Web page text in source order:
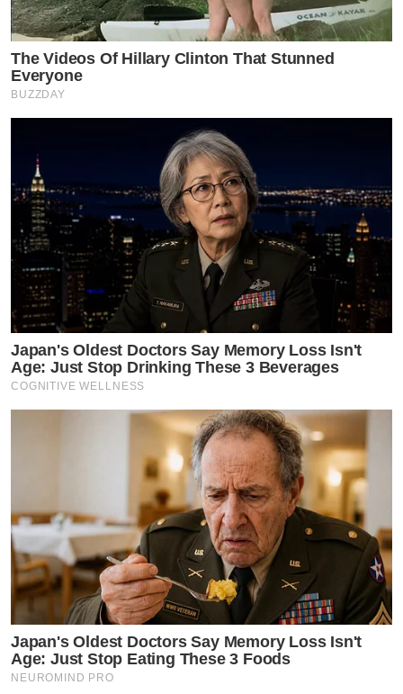
The Videos Of Hillary Clinton That Stunned
Everyone
BUZZDAY
Japan's Oldest Doctors Say Memory Loss Isn't
Age: Just Stop Drinking These 3 Beverages
COGNITIVE WELLNESS
Japan's Oldest Doctors Say Memory Loss Isn't
Age: Just Stop Eating These 3 Foods
NEUROMIND PRO